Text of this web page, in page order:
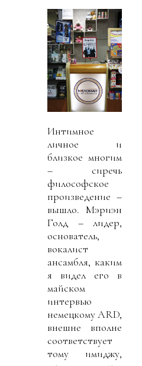
Интимное
личное и
близкое многим
– сиречь
философское
произведение –
вышло. Мэриэн
Голд – лидер,
основатель,
вокалист
ансамбля, каким
я видел его в
майском
интервью
немецкому ARD,
внешне вполне
соответствует
тому имиджу,